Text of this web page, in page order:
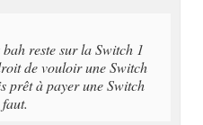
reste sur la Switch 1
de vouloir une Switch
prêt à payer une Switch